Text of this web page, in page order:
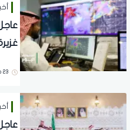
23 ديسمبر 2025 | 04:17 مساءً